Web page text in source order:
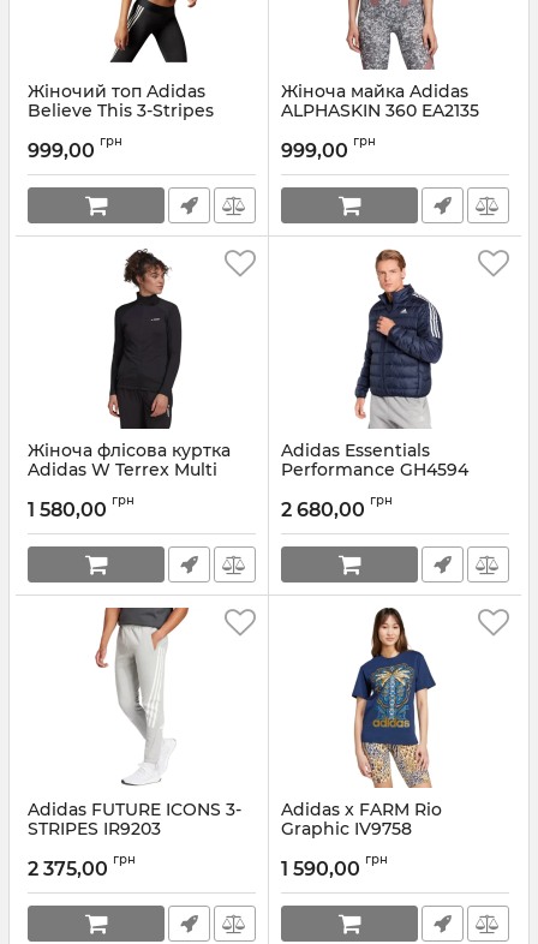
Жіночий топ Adidas
Believe This 3-Stripes
Артикул: GL0570-XS
999,00 грн
Жіноча майка Adidas
ALPHASKIN 360 EA2135
999,00 грн
Жіноча флісова куртка
Adidas W Terrex Multi
GI7189
Артикул: GI7189-XS
1 580,00 грн
Adidas Essentials
Performance GH4594
2 680,00 грн
Adidas FUTURE ICONS 3-
STRIPES IR9203
2 375,00 грн
Adidas x FARM Rio
Graphic IV9758
1 590,00 грн